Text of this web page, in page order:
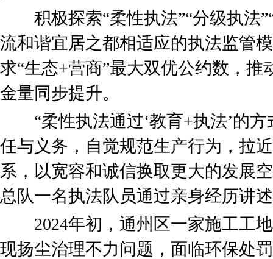
积极探索“柔性执法”“分级执法
流和谐宜居之都相适应的执法监管
求“生态+营商”最大双优公约数，
金量同步提升。
“柔性执法通过‘教育+执法’的方
任与义务，自觉规范生产行为，拉
系，以宽容和诚信换取更大的发展
总队一名执法队员通过亲身经历讲
2024年初，通州区一家施工工地
现扬尘治理不力问题，面临环保处